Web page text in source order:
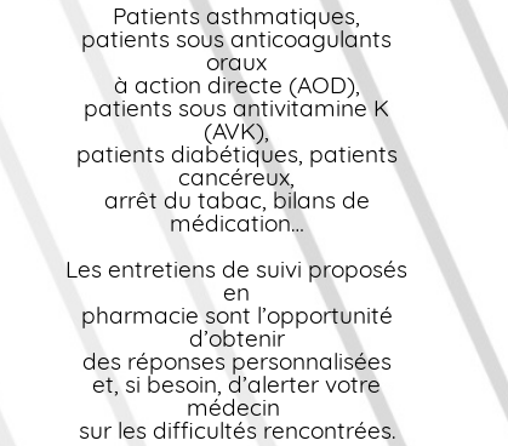
Patients asthmatiques,
patients sous anticoagulants
oraux
à action directe (AOD),
patients sous antivitamine K
(AVK),
patients diabétiques, patients
cancéreux,
arrêt du tabac, bilans de
médication…
Les entretiens de suivi proposés
en
pharmacie sont l’opportunité
d’obtenir
des réponses personnalisées
et, si besoin, d’alerter votre
médecin
sur les difficultés rencontrées.